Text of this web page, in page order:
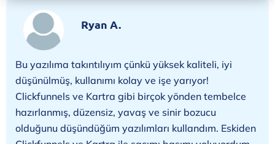
Ryan A.
Bu yazılıma takıntılıyım çünkü yüksek kaliteli, iyi
düşünülmüş, kullanımı kolay ve işe yarıyor!
Clickfunnels ve Kartra gibi birçok yönden tembelce
hazırlanmış, düzensiz, yavaş ve sinir bozucu
olduğunu düşündüğüm yazılımları kullandım. Eskiden